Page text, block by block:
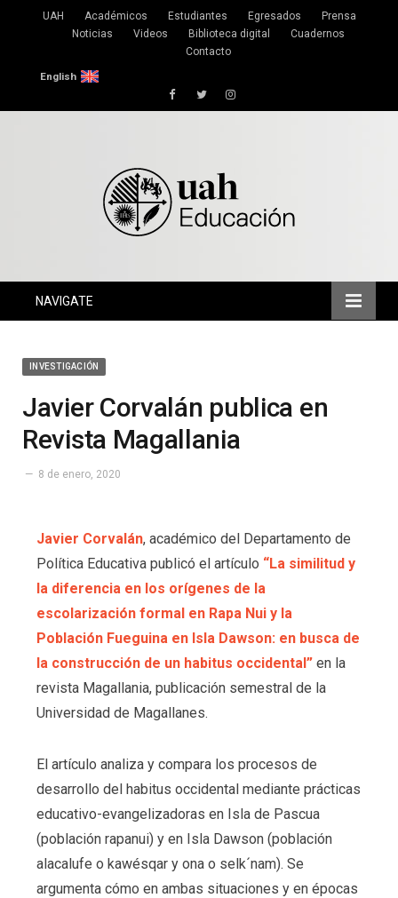
UAH Académicos Estudiantes Egresados
Prensa
Noticias
Videos Biblioteca digital
Cuadernos
Contacto
English
FacebookTwitterInstagram
NAVIGATE
INVESTIGACIÓN
Javier Corvalán publica en
Revista Magallania
8 de enero, 2020
Javier Corvalán, académico del Departamento de
Política Educativa publicó el artículo “La similitud y
la diferencia en los orígenes de la
escolarización formal en Rapa Nui y la
Población Fueguina en Isla Dawson: en busca de
la construcción de un habitus occidental”en la
revista Magallania, publicación semestral de la
Universidad de Magallanes.
El artículo analiza y compara los procesos de
desarrollo del habitus occidental mediante prácticas
educativo-evangelizadoras en Isla de Pascua
(población rapanui) y en Isla Dawson (población
alacalufe o kawésqar y ona o selk´nam). Se
argumenta cómo en ambas situaciones y en épocas